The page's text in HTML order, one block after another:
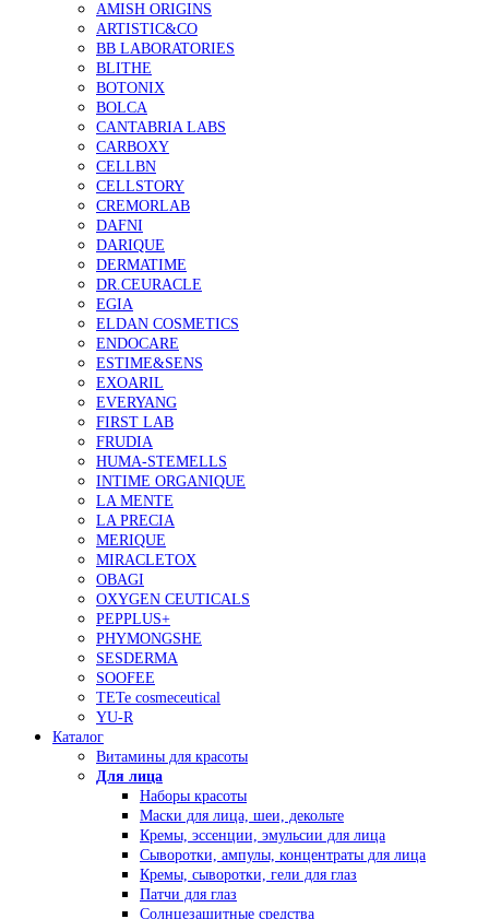
AMISH ORIGINS
ARTISTIC&CO
BB LABORATORIES
BLITHE
BOTONIX
BOLCA
CANTABRIA LABS
CARBOXY
CELLBN
CELLSTORY
CREMORLAB
DAFNI
DARIQUE
DERMATIME
DR.CEURACLE
EGIA
ELDAN COSMETICS
ENDOCARE
ESTIME&SENS
EXOARIL
EVERYANG
FIRST LAB
FRUDIA
HUMA-STEMELLS
INTIME ORGANIQUE
LA MENTE
LA PRECIA
MERIQUE
MIRACLETOX
OBAGI
OXYGEN CEUTICALS
PEPPLUS+
PHYMONGSHE
SESDERMA
SOOFEE
TETe cosmeceutical
YU-R
Каталог
Витамины для красоты
Для лица
Наборы красоты
Маски для лица, шеи, декольте
Кремы, эссенции, эмульсии для лица
Сыворотки, ампулы, концентраты для лица
Кремы, сыворотки, гели для глаз
Патчи для глаз
Солнцезащитные средства